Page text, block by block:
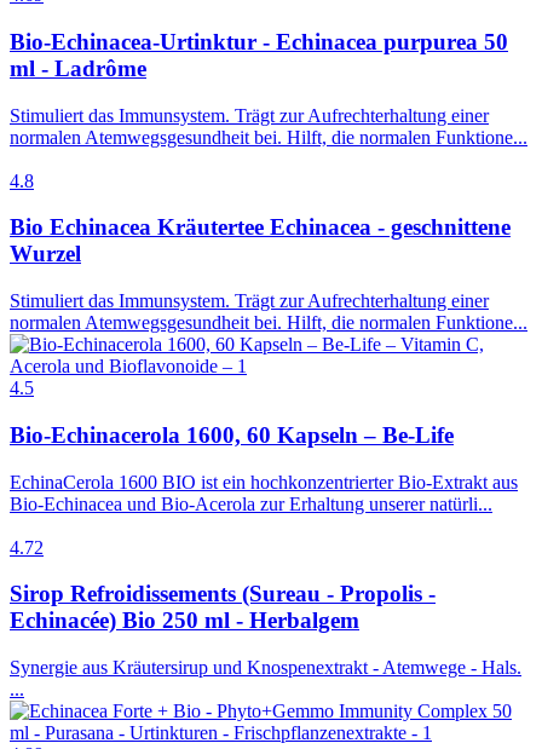
Bio-Echinacea-Urtinktur - Echinacea purpurea 50
ml - Ladrôme
Stimuliert das Immunsystem. Trägt zur Aufrechterhaltung einer
normalen Atemwegsgesundheit bei. Hilft, die normalen Funktione...
4.8
Bio Echinacea Kräutertee Echinacea - geschnittene
Wurzel
Stimuliert das Immunsystem. Trägt zur Aufrechterhaltung einer
normalen Atemwegsgesundheit bei. Hilft, die normalen Funktione...
4.5
Bio-Echinacerola 1600, 60 Kapseln – Be-Life
EchinaCerola 1600 BIO ist ein hochkonzentrierter Bio-Extrakt aus
Bio-Echinacea und Bio-Acerola zur Erhaltung unserer natürli...
4.72
Sirop Refroidissements (Sureau - Propolis -
Echinacée) Bio 250 ml - Herbalgem
Synergie aus Kräutersirup und Knospenextrakt - Atemwege - Hals.
...